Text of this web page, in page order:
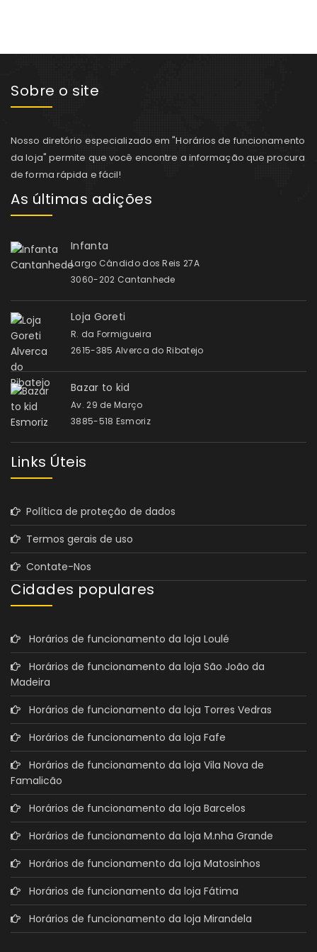
Sobre o site
Nosso diretório especializado em "Horários de funcionamento
da loja" permite que você encontre a informação que procura
de forma rápida e fácil!
As últimas adições
Infanta
Largo Cândido dos Reis 27A
3060-202 Cantanhede
Loja Goreti
R. da Formigueira
2615-385 Alverca do Ribatejo
Bazar to kid
Av. 29 de Março
3885-518 Esmoriz
Links Úteis
Política de proteção de dados
Termos gerais de uso
Contate-Nos
Cidades populares
Horários de funcionamento da loja Loulé
Horários de funcionamento da loja São João da
Madeira
Horários de funcionamento da loja Torres Vedras
Horários de funcionamento da loja Fafe
Horários de funcionamento da loja Vila Nova de
Famalicão
Horários de funcionamento da loja Barcelos
Horários de funcionamento da loja M.nha Grande
Horários de funcionamento da loja Matosinhos
Horários de funcionamento da loja Fátima
Horários de funcionamento da loja Mirandela